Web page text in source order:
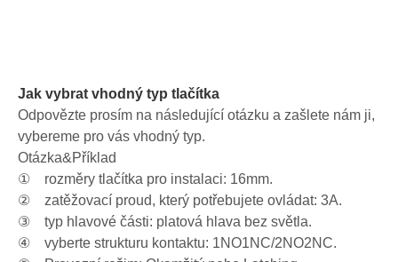
Jak vybrat vhodný typ tlačítka
Odpovězte prosím na následující otázku a zašlete nám ji,
vybereme pro vás vhodný typ.
Otázka&Příklad
① rozměry tlačítka pro instalaci: 16mm.
② zatěžovací proud, který potřebujete ovládat: 3A.
③ typ hlavové části: platová hlava bez světla.
④ vyberte strukturu kontaktu: 1NO1NC/2NO2NC.